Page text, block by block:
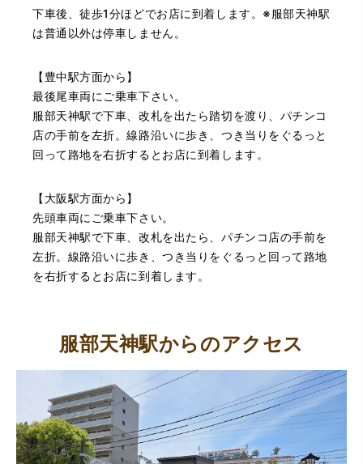
いましたが、今までの質屋さんとは全く違う、とても良い
印象でした。何度でも伺いたくなりました。この度は、本
当にありがとうございました。
（豊中市西泉丘）初めて利用しましたが、とても親切丁寧
に査定をして頂き思いもよらない価格をいただきました。
正直他店の倍以上で驚きました。また機会があれば利用し
ます。
（大阪府東大阪市）ネットを見て安心できるお店であると
感じて飛び込みで訪問。飛びこみにも関わらず、とても親
切、丁ねいな対応をして頂き、思っていた以上の信用でき
るお店でした。満足いく金額で買い取って頂きました。あ
りがとうございます。
下車後、徒歩1分ほどでお店に到着します。※服部天神駅
は普通以外は停車しません。
【豊中駅方面から】
最後尾車両にご乗車下さい。
服部天神駅で下車、改札を出たら踏切を渡り、パチンコ
店の手前を左折。線路沿いに歩き、つき当りをぐるっと
回って路地を右折するとお店に到着します。
【大阪駅方面から】
先頭車両にご乗車下さい。
服部天神駅で下車、改札を出たら、パチンコ店の手前を
左折。線路沿いに歩き、つき当りをぐるっと回って路地
を右折するとお店に到着します。
服部天神駅からのアクセス